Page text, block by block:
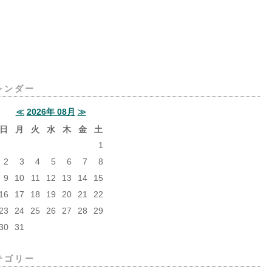
ンダー
≪ 2026年 08月 ≫
日
月 火 水 木 金
土
1
2
3 4 5 6 7
8
9
10 11 12 13 14
15
16
17 18 19 20 21
22
24 25 26 27 28
29
31
ゴリー